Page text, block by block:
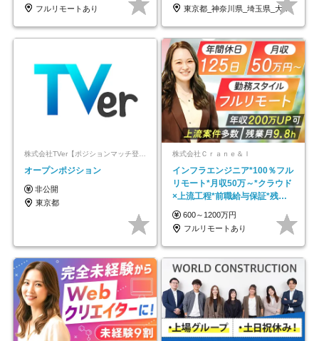
フルリモートあり
東京都_神奈川県_埼玉県_大阪府_愛知県…
株式会社TVer【ポジションマッチ登録】
オープンポジション
非公開
東京都
株式会社Ｃｒａｎｅ＆Ｉ
インフラエンジニア*100％フル
リモート*月収50万～*クラウド
×上流工程*前職給与保証*残業
月9.8h
600～1200万円
フルリモートあり